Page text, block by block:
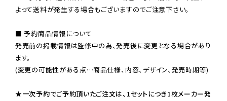
よって送料が発生する場合もございますのでご注意下さい。
■ 予約商品情報について
発売前の掲載情報は監修中の為、発売後に変更となる場合があり
ます。
(変更の可能性がある点…商品仕様、内容、デザイン、発売時期等)
★一次予約でご予約頂いたご注文は、1セットにつき1枚メーカー発